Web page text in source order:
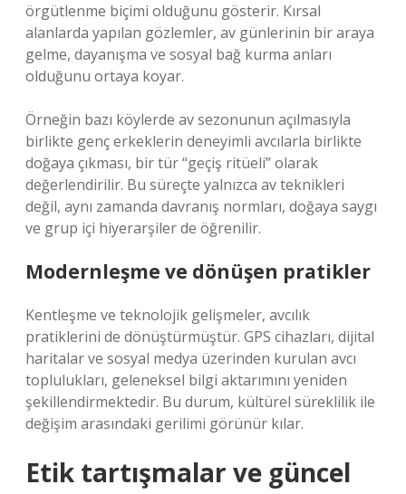
örgütlenme biçimi olduğunu gösterir. Kırsal
alanlarda yapılan gözlemler, av günlerinin bir araya
gelme, dayanışma ve sosyal bağ kurma anları
olduğunu ortaya koyar.
Örneğin bazı köylerde av sezonunun açılmasıyla
birlikte genç erkeklerin deneyimli avcılarla birlikte
doğaya çıkması, bir tür “geçiş ritüeli” olarak
değerlendirilir. Bu süreçte yalnızca av teknikleri
değil, aynı zamanda davranış normları, doğaya saygı
ve grup içi hiyerarşiler de öğrenilir.
Modernleşme ve dönüşen pratikler
Kentleşme ve teknolojik gelişmeler, avcılık
pratiklerini de dönüştürmüştür. GPS cihazları, dijital
haritalar ve sosyal medya üzerinden kurulan avcı
toplulukları, geleneksel bilgi aktarımını yeniden
şekillendirmektedir. Bu durum, kültürel süreklilik ile
değişim arasındaki gerilimi görünür kılar.
Etik tartışmalar ve güncel